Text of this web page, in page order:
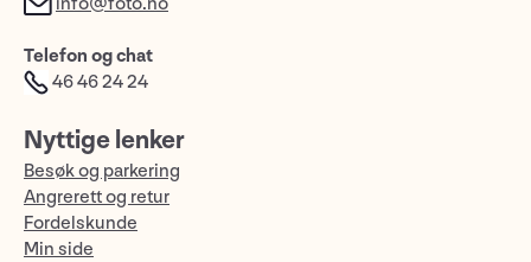
Telefon og chat
46 46 24 24
Nyttige lenker
Besøk og parkering
Angrerett og retur
Fordelskunde
Min side